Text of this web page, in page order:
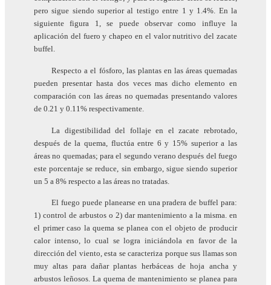
pero sigue siendo superior al testigo entre 1 y 1.4%. En la
siguiente figura 1, se puede observar como influye la
aplicación del fuero y chapeo en el valor nutritivo del zacate
buffel.
Respecto a el fósforo, las plantas en las áreas quemadas
pueden presentar hasta dos veces mas dicho elemento en
comparación con las áreas no quemadas presentando valores
de 0.21 y 0.11% respectivamente.
La digestibilidad del follaje en el zacate rebrotado,
después de la quema, fluctúa entre 6 y 15% superior a las
áreas no quemadas; para el segundo verano después del fuego
este porcentaje se reduce, sin embargo, sigue siendo superior
un 5 a 8% respecto a las áreas no tratadas.
El fuego puede planearse en una pradera de buffel para:
1) control de arbustos o 2) dar mantenimiento a la misma. en
el primer caso la quema se planea con el objeto de producir
calor intenso, lo cual se logra iniciándola en favor de la
dirección del viento, esta se caracteriza porque sus llamas son
muy altas para dañar plantas herbáceas de hoja ancha y
arbustos leñosos. La quema de mantenimiento se planea para